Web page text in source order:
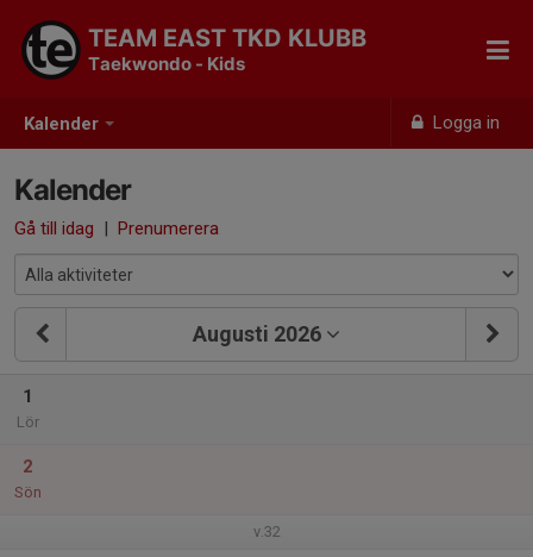
Kalender Logga in
TEAM EAST TKD KLUBB
Taekwondo - Kids
Kalender
Gå till idag | Prenumerera
Augusti 2026
1
Lör
2
Sön
v.32